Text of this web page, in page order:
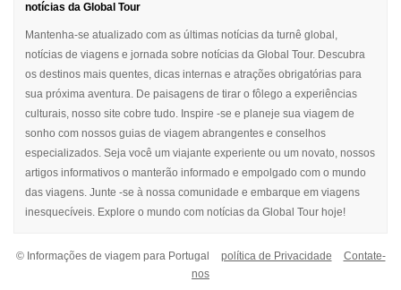
notícias da Global Tour
Mantenha-se atualizado com as últimas notícias da turnê global,
notícias de viagens e jornada sobre notícias da Global Tour. Descubra
os destinos mais quentes, dicas internas e atrações obrigatórias para
sua próxima aventura. De paisagens de tirar o fôlego a experiências
culturais, nosso site cobre tudo. Inspire -se e planeje sua viagem de
sonho com nossos guias de viagem abrangentes e conselhos
especializados. Seja você um viajante experiente ou um novato, nossos
artigos informativos o manterão informado e empolgado com o mundo
das viagens. Junte -se à nossa comunidade e embarque em viagens
inesquecíveis. Explore o mundo com notícias da Global Tour hoje!
© Informações de viagem para Portugal política de Privacidade
Contate-
nos